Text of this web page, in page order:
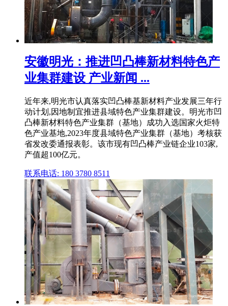
安徽明光：推进凹凸棒新材料特色产
业集群建设 产业新闻 ...
近年来,明光市认真落实凹凸棒基新材料产业发展三年行
动计划,因地制宜推进县域特色产业集群建设。明光市凹
凸棒新材料特色产业集群（基地）成功入选国家火炬特
色产业基地,2023年度县域特色产业集群（基地）考核获
省发改委通报表彰。该市现有凹凸棒产业链企业103家,
产值超100亿元。
联系电话: 180 3780 8511